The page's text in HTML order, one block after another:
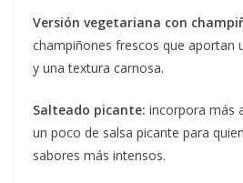
Versión vegetariana con
champiñones frescos que aportan
y una textura carnosa.
Salteado picante: incorpora más
un poco de salsa picante para
sabores más intensos.